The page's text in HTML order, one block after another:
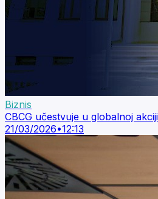
Biznis
CBCG učestvuje u globalnoj
21/03/2026•12:13